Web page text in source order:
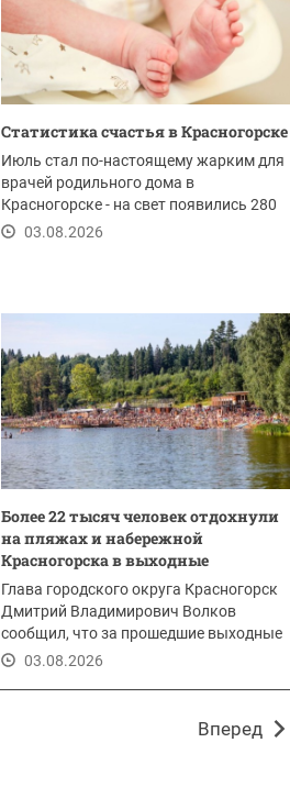
Статистика счастья в Красногорске
Июль стал по-настоящему жарким для
врачей родильного дома в
Красногорске - на свет появились 280
новых жителей. Это...
03.08.2026
Более 22 тысяч человек отдохнули
на пляжах и набережной
Красногорска в выходные
Глава городского округа Красногорск
Дмитрий Владимирович Волков
сообщил, что за прошедшие выходные
набережную реки...
03.08.2026
Вперед